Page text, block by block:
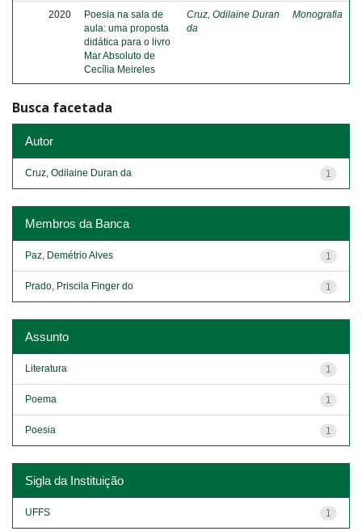
2020
Poesia na sala de
aula: uma proposta
didática para o livro
Mar Absoluto de
Cecília Meireles
Cruz, Odilaine Duran
da
Monografia
Busca facetada
Autor
1
Cruz, Odilaine Duran da
Membros da Banca
1
Paz, Demétrio Alves
1
Prado, Priscila Finger do
Assunto
1
Literatura
1
Poema
1
Poesia
Sigla da Instituição
1
UFFS